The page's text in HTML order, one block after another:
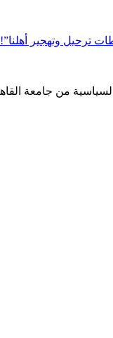
ترحيل وتهجير أهلنا”!